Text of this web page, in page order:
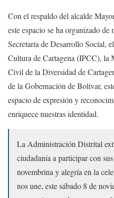
Con el respaldo del alcalde
este espacio se ha organizado
Secretaría de Desarrollo Social,
Cultura de Cartagena (IPCC), la
Civil de la Diversidad de
de la Gobernación de Bolívar,
espacio de expresión y
enriquece nuestras identidad.
La Administración Distrital
ciudadanía a participar con
novembrina y alegría en la
nos une, este sábado 8 de